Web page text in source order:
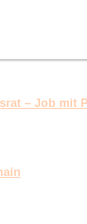
– Job mit